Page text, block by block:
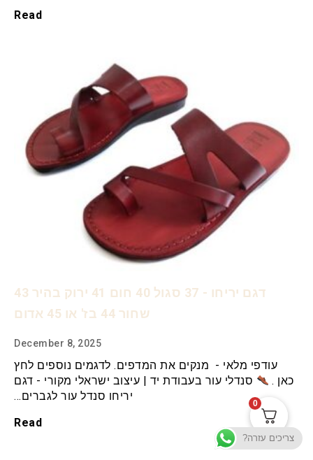
Read
דגם יריחו - 37 סגול 40 חום 41 ירוק בהיר 43
שחור 44 בז' או 45 אדום
December 8, 2025
עודפי מלאי - מנקים את המדפים. לדגמים נוספים לחץ
כאן .
סנדלי עור בעבודת יד | עיצוב ישראלי מקורי - דגם
יריחו סנדל עור לגברים…
Read
צריכים עזרה?
0